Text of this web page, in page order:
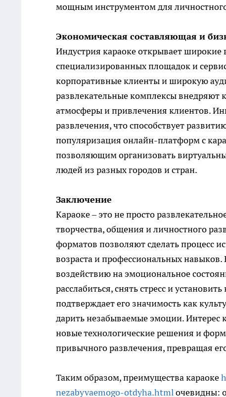
мощным инструментом для
Экономическая составляющая и
Индустрия караоке открывает широкие
специализированных площадок и
корпоративные клиенты и широкую
развлекательные комплексы внедряют
атмосферы и привлечения клиентов.
развлечения, что способствует
популяризация онлайн-платформ с
позволяющим организовать
людей из разных городов и стран.
Заключение
Караоке – это не просто
творчества, общения и личностного
форматов позволяют сделать процесс
возраста и профессиональных
воздействию на эмоциональное
расслабиться, снять стресс и
подтверждает его значимость как
дарить незабываемые эмоции. Интерес
новые технологические решения и
привычного развлечения, превращая
Таким образом, преимущества караоке
nezabyvaemogo-otdyha.htmlочевидны: